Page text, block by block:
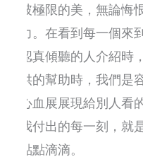
破極限的美，無論悔
力。在看到每一個來
認真傾聽的人介紹時
供的幫助時，我們是
心血展展現給別人看
我付出的每一刻，就
點點滴滴。